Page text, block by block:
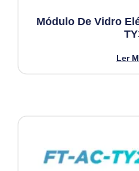
Módulo De Vidro
Ler